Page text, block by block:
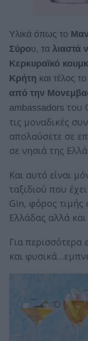
Υλικά όπως το
Σύρου, τα λιαστά
Κερκυραϊκό
Κρήτη και τέλος το
από την
ambassadors του
τις μοναδικές
απολαύσετε σε
σε νησιά της
Και αυτό είναι
ταξιδιού που
Gin, φόρος τιμής
Ελλάδας αλλά
Για περισσότερα
και